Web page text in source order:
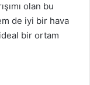
olan bu
de iyi bir hava
bir ortam